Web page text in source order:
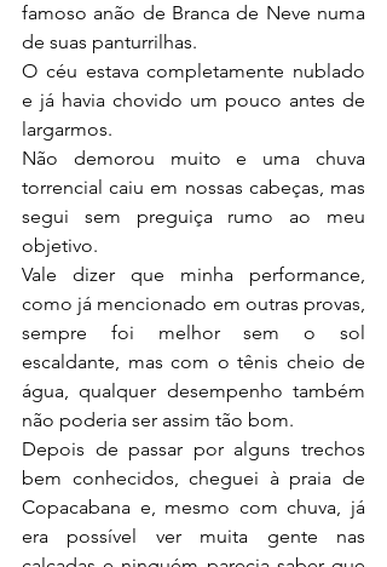
famoso anão de Branca de Neve numa
de suas panturrilhas.
O céu estava completamente nublado
e já havia chovido um pouco antes de
largarmos.
Não demorou muito e uma chuva
torrencial caiu em nossas cabeças, mas
segui sem preguiça rumo ao meu
objetivo.
Vale dizer que minha performance,
como já mencionado em outras provas,
sempre foi melhor sem o sol
escaldante, mas com o tênis cheio de
água, qualquer desempenho também
não poderia ser assim tão bom.
Depois de passar por alguns trechos
bem conhecidos, cheguei à praia de
Copacabana e, mesmo com chuva, já
era possível ver muita gente nas